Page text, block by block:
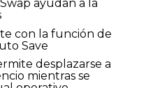
ayudan a la
con la función de
Save
desplazarse a
mientras se